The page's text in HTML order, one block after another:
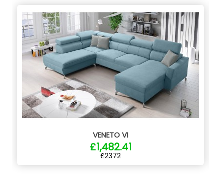
VENETO VI
£1,482.41
£2372